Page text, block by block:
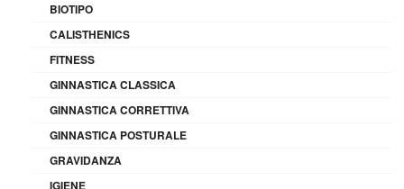
BIOTIPO
CALISTHENICS
FITNESS
GINNASTICA CLASSICA
GINNASTICA CORRETTIVA
GINNASTICA POSTURALE
GRAVIDANZA
IGIENE